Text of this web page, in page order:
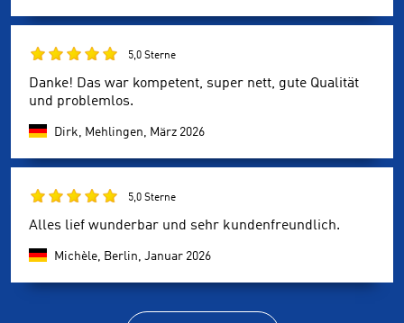
5,0 Sterne
Danke! Das war kompetent, super nett, gute Qualität
und problemlos.
Dirk, Mehlingen, März 2026
5,0 Sterne
Alles lief wunderbar und sehr kundenfreundlich.
Michèle, Berlin, Januar 2026